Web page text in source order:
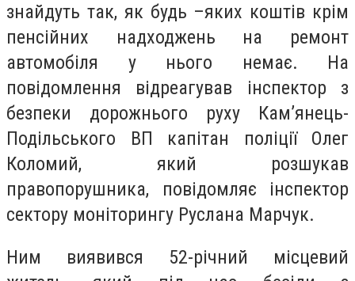
знайдуть так, як будь –яких коштів крім
пенсійних надходжень на ремонт
автомобіля у нього немає. На
повідомлення відреагував інспектор з
безпеки дорожнього руху Кам’янець-
Подільського ВП капітан поліції Олег
Коломий, який розшукав
правопорушника, повідомляє інспектор
сектору моніторингу Руслана Марчук.
Ним виявився 52-річний місцевий